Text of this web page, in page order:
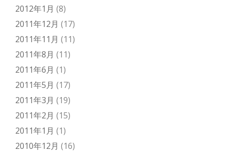
2012年1月 (8)
2011年12月 (17)
2011年11月 (11)
2011年8月 (11)
2011年6月 (1)
2011年5月 (17)
2011年3月 (19)
2011年2月 (15)
2011年1月 (1)
2010年12月 (16)